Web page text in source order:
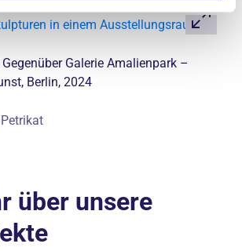
Galerie Amalienpark –
Berlin, 2024
über unsere